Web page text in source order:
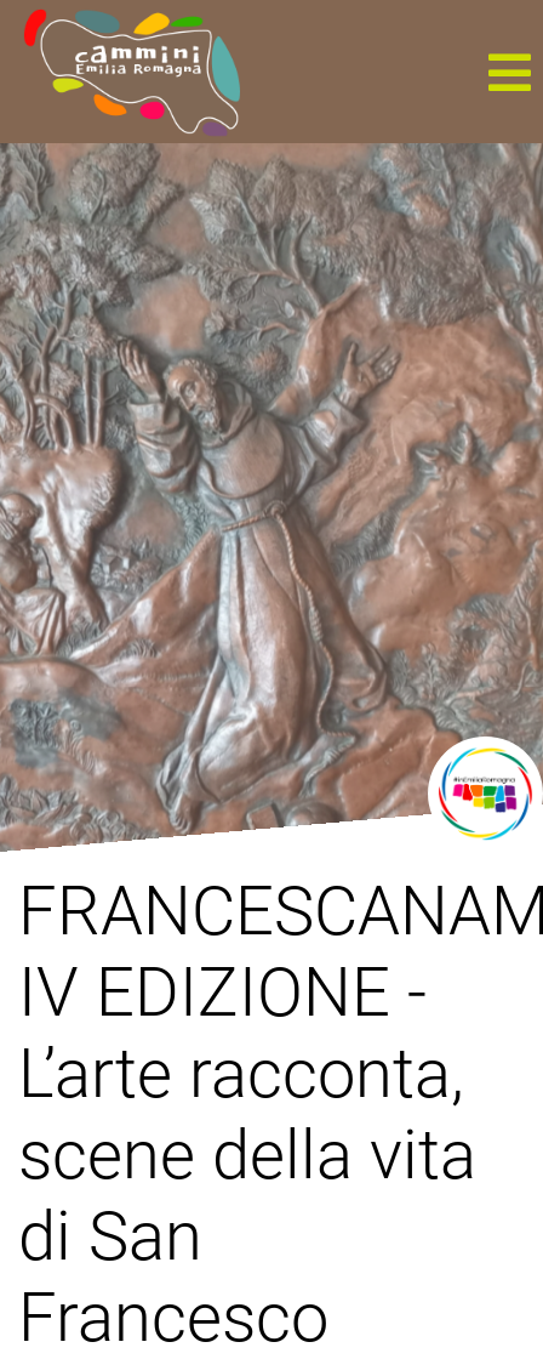
IV EDIZIONE -
L’arte racconta,
scene della vita
di San
Francesco